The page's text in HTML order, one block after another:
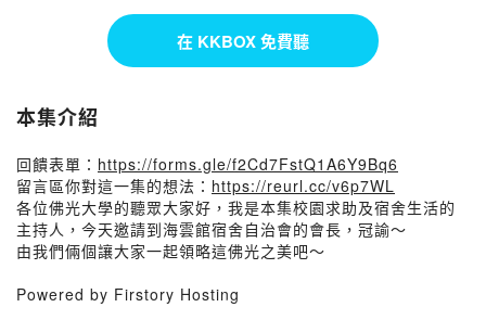
在 KKBOX 免費聽
本集介紹
回饋表單： https://forms.gle/f2Cd7FstQ1A6Y9Bq6
留言區你對這一集的想法： https://reurl.cc/v6p7WL
各位佛光大學的聽眾大家好，我是本集校園求助及宿舍生活的
主持人，今天邀請到海雲館宿舍自治會的會長，冠諭～
由我們倆個讓大家一起領略這佛光之美吧～
Powered by Firstory Hosting